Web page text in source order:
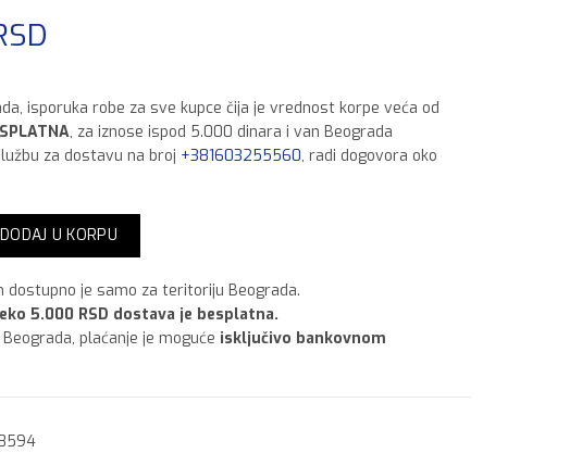
isporuka robe za sve kupce čija je vrednost korpe veća od
, za iznose ispod 5.000 dinara i van Beograda
za dostavu na broj +381603255560, radi dogovora oko
za pocinkovani lim,750 ml Tamno Sivi količina
DODAJ U KORPU
dostupno je samo za teritoriju Beograda.
5.000 RSD dostava je besplatna.
plaćanje je moguće isključivo bankovnom